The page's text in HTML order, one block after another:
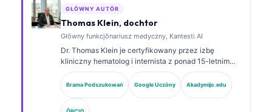
GŁŌWNY AUTŌR
Thomas Klein, dochtor
Głōwny funkcjōnariusz medyczny, Kantesti AI
Dr. Thomas Klein je certyfikowany przez izbę
kliniczny hematolog i internista z ponad 15-letnim
doświadczeniem w medycynie laboratoryjnej i
analizie klinicznej wspieranej sztuczną inteligencją.
Jako Chief Medical Officer w Kantesti AI sprawuje
kliniczny nadzór nad medycznom poprawnościom
Brama Podszukowań Google Uczōny Akadymijo.edu